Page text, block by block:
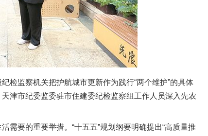
监察机关把护航城市更新作为践行“两个维护”的具体
津市纪委监委驻市住建委纪检监察组工作人员深入先农
要的重要举措。“十五五”规划纲要明确提出“高质量推